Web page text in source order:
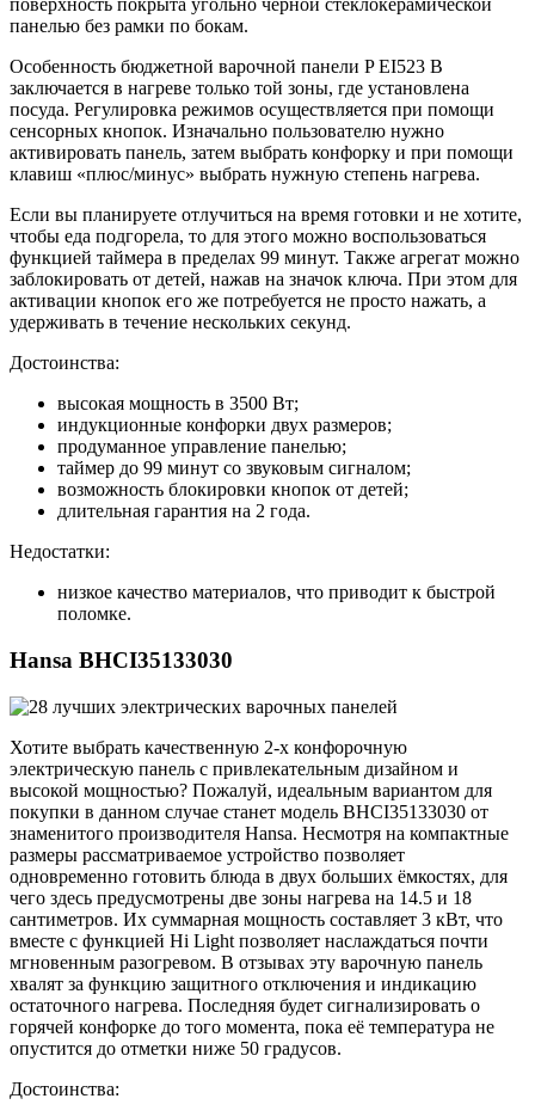
поверхность покрыта угольно чёрной стеклокерамической
панелью без рамки по бокам.
Особенность бюджетной варочной панели P EI523 B
заключается в нагреве только той зоны, где установлена
посуда. Регулировка режимов осуществляется при помощи
сенсорных кнопок. Изначально пользователю нужно
активировать панель, затем выбрать конфорку и при помощи
клавиш «плюс/минус» выбрать нужную степень нагрева.
Если вы планируете отлучиться на время готовки и не хотите,
чтобы еда подгорела, то для этого можно воспользоваться
функцией таймера в пределах 99 минут. Также агрегат можно
заблокировать от детей, нажав на значок ключа. При этом для
активации кнопок его же потребуется не просто нажать, а
удерживать в течение нескольких секунд.
Достоинства:
высокая мощность в 3500 Вт;
индукционные конфорки двух размеров;
продуманное управление панелью;
таймер до 99 минут со звуковым сигналом;
возможность блокировки кнопок от детей;
длительная гарантия на 2 года.
Недостатки:
низкое качество материалов, что приводит к быстрой
поломке.
Hansa BHCI35133030
Хотите выбрать качественную 2-х конфорочную
электрическую панель с привлекательным дизайном и
высокой мощностью? Пожалуй, идеальным вариантом для
покупки в данном случае станет модель BHCI35133030 от
знаменитого производителя Hansa. Несмотря на компактные
размеры рассматриваемое устройство позволяет
одновременно готовить блюда в двух больших ёмкостях, для
чего здесь предусмотрены две зоны нагрева на 14.5 и 18
сантиметров. Их суммарная мощность составляет 3 кВт, что
вместе с функцией Hi Light позволяет наслаждаться почти
мгновенным разогревом. В отзывах эту варочную панель
хвалят за функцию защитного отключения и индикацию
остаточного нагрева. Последняя будет сигнализировать о
горячей конфорке до того момента, пока её температура не
опустится до отметки ниже 50 градусов.
Достоинства: